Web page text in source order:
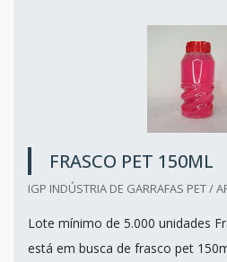
FRASCO PET 150ML
IGP INDÚSTRIA DE GARRAFAS PET /
Lote mínimo de 5.000 unidades
está em busca de frasco pet